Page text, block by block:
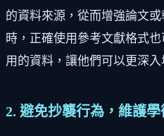
的資料來源，從而增強論文
時，正確使用參考文獻格式
用的資料，讓他們可以更深
2. 避免抄襲行為，維護